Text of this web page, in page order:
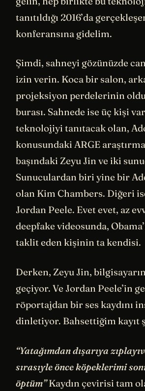
tanıtıldığı 2016’da
konferansına gidelim.
Şimdi, sahneyi gözünüzde
izin verin. Koca bir salon,
projeksiyon perdelerinin
burası. Sahnede ise üç kişi
teknolojiyi tanıtacak olan,
konusundaki ARGE
başındaki Zeyu Jin ve iki
Sunuculardan biri yine bir
olan Kim Chambers. Diğeri
Jordan Peele. Evet evet, az
deepfake videosunda,
taklit eden kişinin ta kendisi.
Derken, Zeyu Jin,
geçiyor. Ve Jordan Peele’in
röportajdan bir ses kaydını
dinletiyor. Bahsettiğim kayıt
“Yatağımdan dışarıya
sırasıyle önce köpeklerimi
öptüm”Kaydın çevirisi tam